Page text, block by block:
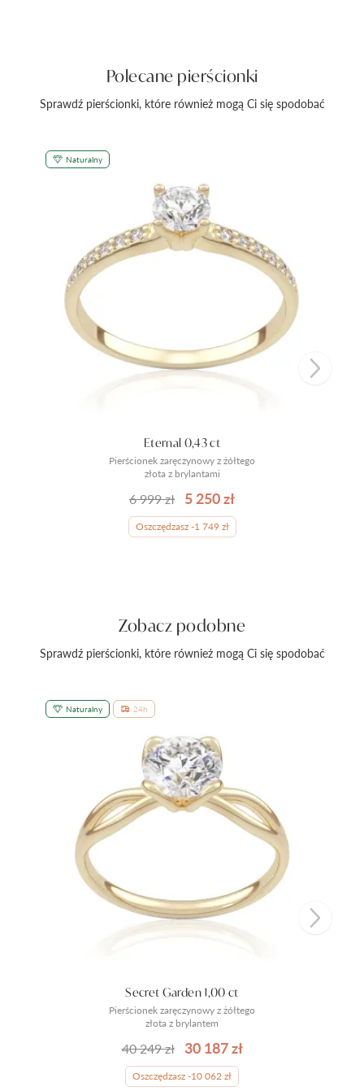
Polecane pierścionki
Sprawdź pierścionki, które również mogą Ci się spodobać
Naturalny
Pierścionek zaręczynowy z żółtego
złota z brylantami
Eternal 0,43 ct
6 999 zł 5 250 zł
Oszczędzasz -1 749 zł
Zobacz podobne
Sprawdź pierścionki, które również mogą Ci się spodobać
Naturalny 24h
Pierścionek zaręczynowy z żółtego
złota z brylantem
Secret Garden 1,00 ct
40 249 zł 30 187 zł
Oszczędzasz -10 062 zł